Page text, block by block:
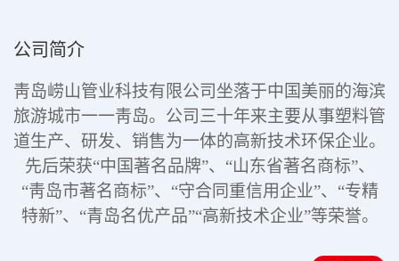
公司简介
靑岛崂山管业科技有限公司坐落于中国美丽的海滨
旅游城市一一靑岛。公司三十年来主要从事塑料管
道生产、研发、销售为一体的高新技术环保企业。
先后荣获“中国著名品牌”、“山东省著名商标”、
“靑岛市著名商标”、“守合同重信用企业”、“专精
特新”、“青岛名优产品”“高新技术企业”等荣誉。